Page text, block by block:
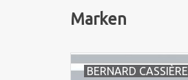
Marken
BERNARD CASSIÈRE